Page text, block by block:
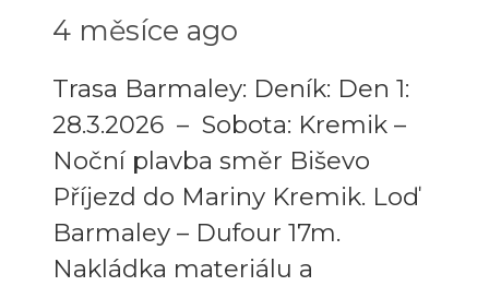
4 měsíce ago
Trasa Barmaley: Deník: Den 1:
28.3.2026 – Sobota: Kremik –
Noční plavba směr Biševo
Příjezd do Mariny Kremik. Loď
Barmaley – Dufour 17m.
Nakládka materiálu a